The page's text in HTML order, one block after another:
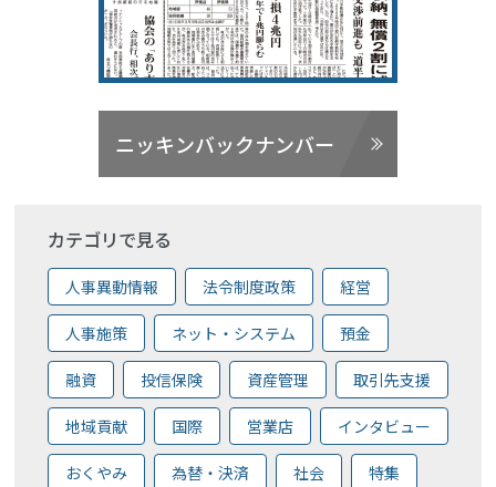
ニッキンバックナンバー
カテゴリで見る
人事異動情報 法令制度政策 経営
人事施策 ネット・システム 預金
融資 投信保険 資産管理 取引先支援
地域貢献 国際 営業店 インタビュー
おくやみ 為替・決済 社会 特集